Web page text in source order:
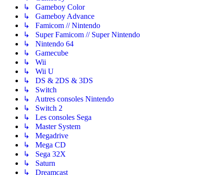
↳ Gameboy Color
↳ Gameboy Advance
↳ Famicom // Nintendo
↳ Super Famicom // Super Nintendo
↳ Nintendo 64
↳ Gamecube
↳ Wii
↳ Wii U
↳ DS & 2DS & 3DS
↳ Switch
↳ Autres consoles Nintendo
↳ Switch 2
↳ Les consoles Sega
↳ Master System
↳ Megadrive
↳ Mega CD
↳ Sega 32X
↳ Saturn
↳ Dreamcast